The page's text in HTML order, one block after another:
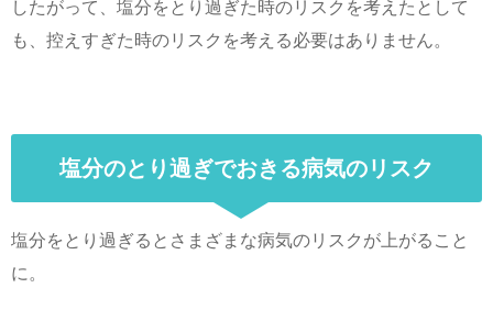
したがって、塩分をとり過ぎた時のリスクを考えたとして
も、控えすぎた時のリスクを考える必要はありません。
塩分のとり過ぎでおきる病気のリスク
塩分をとり過ぎるとさまざまな病気のリスクが上がること
に。